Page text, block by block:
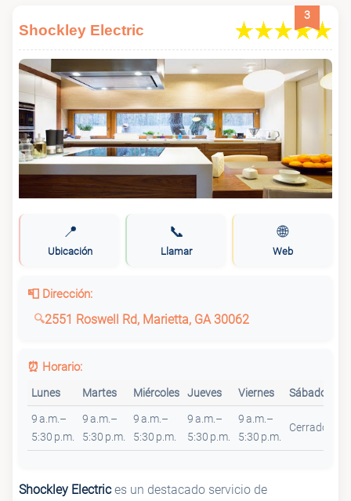
3
Shockley Electric
📍
Ubicación
📞
Llamar
🌐
Web
📮 Dirección:
2551 Roswell Rd, Marietta, GA 30062
⏰ Horario:
Lunes Martes Miércoles Jueves Viernes Sábado
9 a.m.–
5:30 p.m.
9 a.m.–
5:30 p.m.
9 a.m.–
5:30 p.m.
9 a.m.–
5:30 p.m.
9 a.m.–
5:30 p.m.
Cerrado
Shockley Electrices un destacado servicio de